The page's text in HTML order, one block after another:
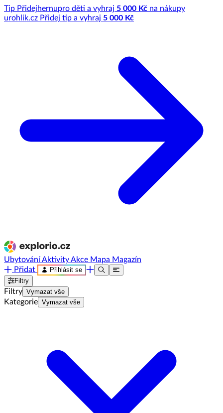
Tip Přidejhernupro děti a vyhraj 5 000 Kč na nákupy
urohlik.cz Přidej tip a vyhraj 5 000 Kč
UbytováníAktivityAkce Mapa Magazín
Přidat
Přihlásit se
Filtry
Filtry Vymazat vše
Kategorie Vymazat vše